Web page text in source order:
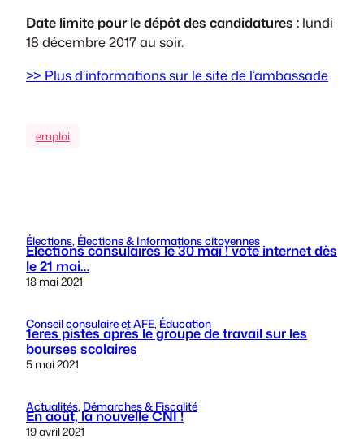
Date limite pour le dépôt des candidatures : lundi
18 décembre 2017 au soir.
>> Plus d’informations sur le site de l’ambassade
emploi
Élections, Élections & Informations citoyennes
Élections consulaires le 30 mai ! vote internet dès
le 21 mai…
18 mai 2021
Conseil consulaire et AFE, Éducation
1eres pistes après le groupe de travail sur les
bourses scolaires
5 mai 2021
Actualités, Démarches & Fiscalité
En août, la nouvelle CNI !
19 avril 2021